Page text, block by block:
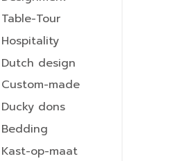
Table-Tour
Hospitality
Dutch design
Custom-made
Ducky dons
Bedding
Kast-op-maat